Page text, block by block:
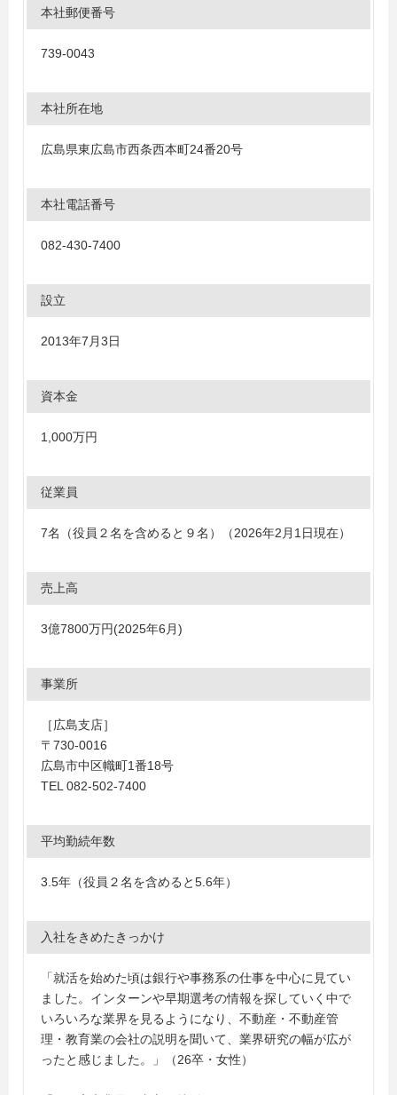
本社郵便番号
739-0043
本社所在地
広島県東広島市西条西本町24番20号
本社電話番号
082-430-7400
設立
2013年7月3日
資本金
1,000万円
従業員
7名（役員２名を含めると９名）（2026年2月1日現在）
売上高
3億7800万円(2025年6月)
事業所
［広島支店］
〒730-0016
広島市中区幟町1番18号
TEL 082-502-7400
平均勤続年数
3.5年（役員２名を含めると5.6年）
入社をきめたきっかけ
「就活を始めた頃は銀行や事務系の仕事を中心に見てい
ました。インターンや早期選考の情報を探していく中で
いろいろな業界を見るようになり、不動産・不動産管
理・教育業の会社の説明を聞いて、業界研究の幅が広が
ったと感じました。」（26卒・女性）